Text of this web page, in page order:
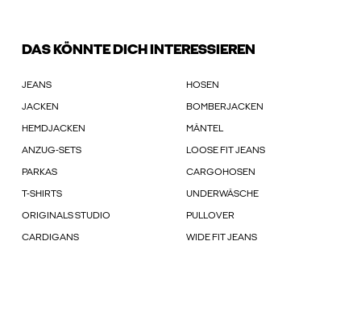
DAS KÖNNTE DICH INTERESSIEREN
JEANS HOSEN
JACKEN BOMBERJACKEN
HEMDJACKEN MÄNTEL
ANZUG-SETS LOOSE FIT JEANS
PARKAS CARGOHOSEN
T-SHIRTS UNDERWÄSCHE
ORIGINALS STUDIO PULLOVER
CARDIGANS WIDE FIT JEANS